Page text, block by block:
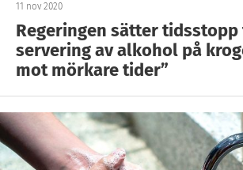
11 nov 2020
Regeringen sätter
servering av alkohol på
mot mörkare tider”